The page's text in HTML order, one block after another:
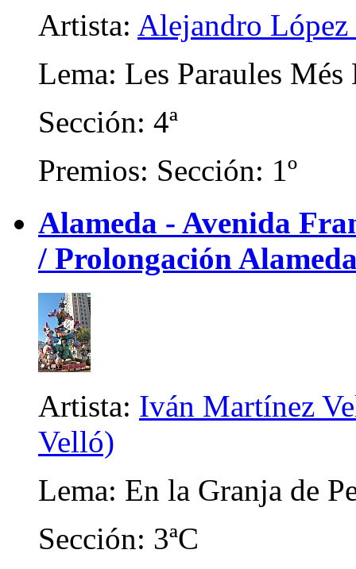
Artista: Alejandro
Lema: Les Paraules
Sección: 4ª
Premios: Sección: 1º
Alameda - Avenida
/ Prolongación
Artista: Iván Martínez
Velló)
Lema: En la Granja de
Sección: 3ªC